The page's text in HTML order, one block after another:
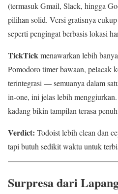
(termasuk Gmail, Slack, hingga
pilihan solid. Versi gratisnya
seperti pengingat berbasis lokasi
TickTickmenawarkan lebih
Pomodoro timer bawaan, pelacak
terintegrasi — semuanya dalam
in-one, ini jelas lebih
kadang bikin tampilan terasa
Verdict: Todoist lebih clean dan
tapi butuh sedikit waktu untuk
Surpresa dari